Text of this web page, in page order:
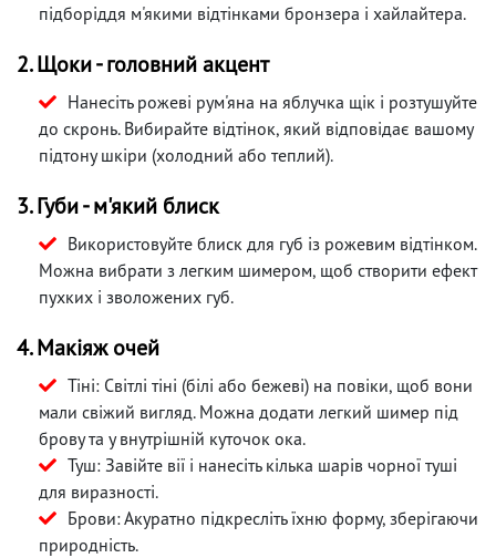
підборіддя м'якими відтінками бронзера і хайлайтера.
2. Щоки - головний акцент
Нанесіть рожеві рум'яна на яблучка щік і розтушуйте
до скронь. Вибирайте відтінок, який відповідає вашому
підтону шкіри (холодний або теплий).
3. Губи - м'який блиск
Використовуйте блиск для губ із рожевим відтінком.
Можна вибрати з легким шимером, щоб створити ефект
пухких і зволожених губ.
4. Макіяж очей
Тіні: Світлі тіні (білі або бежеві) на повіки, щоб вони
мали свіжий вигляд. Можна додати легкий шимер під
брову та у внутрішній куточок ока.
Туш: Завійте вії і нанесіть кілька шарів чорної туші
для виразності.
Брови: Акуратно підкресліть їхню форму, зберігаючи
природність.